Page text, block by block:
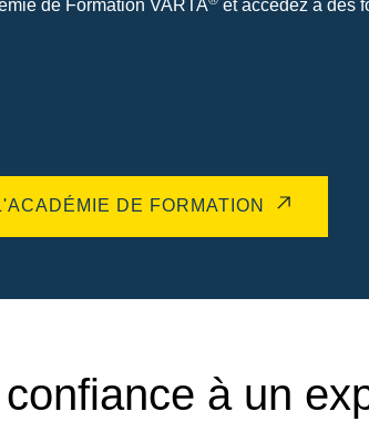
de Formation VARTA et accédez à des
DE FORMATION
à un